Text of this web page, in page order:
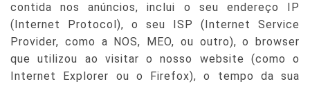
contida nos anúncios, inclui o seu endereço IP
(Internet Protocol), o seu ISP (Internet Service
Provider, como a NOS, MEO, ou outro), o browser
que utilizou ao visitar o nosso website (como o
Internet Explorer ou o Firefox), o tempo da sua